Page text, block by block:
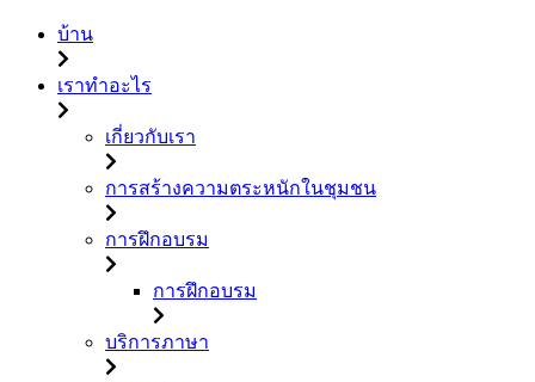
บ้าน
เราทำอะไร
เกี่ยวกับเรา
การสร้างความตระหนักในชุมชน
การฝึกอบรม
การฝึกอบรม
บริการภาษา